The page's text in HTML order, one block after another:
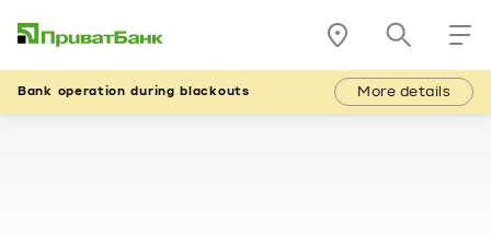
Bank operation during blackouts More details